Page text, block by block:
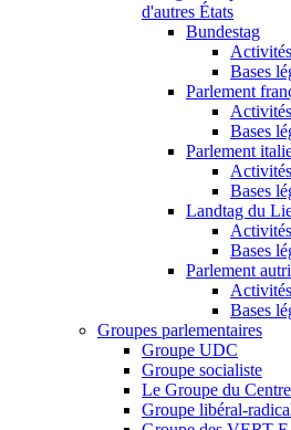
d'autres États
Bundestag
Activités
Bases
Parlement
Activités
Bases
Parlement
Activités
Bases
Landtag du
Activités
Bases
Parlement
Activités
Bases
Groupes parlementaires
Groupe UDC
Groupe socialiste
Le Groupe du
Groupe libéral-